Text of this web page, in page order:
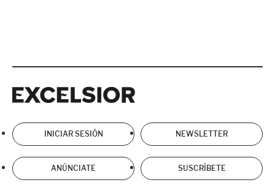
INICIAR SESIÓN NEWSLETTER
ANÚNCIATE SUSCRÍBETE